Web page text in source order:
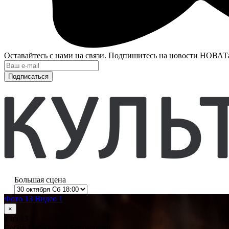
Оставайтесь с нами на связи. Подпишитесь на новости
Подписаться
Большая сцена
Фото 13 Видео 1
×